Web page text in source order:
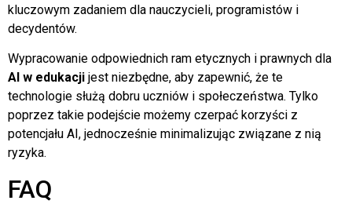
kluczowym zadaniem dla nauczycieli, programistów i
decydentów.
Wypracowanie odpowiednich ram etycznych i prawnych dla
AI w edukacji jest niezbędne, aby zapewnić, że te
technologie służą dobru uczniów i społeczeństwa. Tylko
poprzez takie podejście możemy czerpać korzyści z
potencjału AI, jednocześnie minimalizując związane z nią
ryzyka.
FAQ